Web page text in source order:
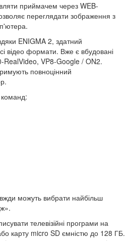
приймачем через WEB-
переглядати зображення з
ENIGMA 2, здатний
відео формати. Вже є вбудовані
RealVideo, VP8-Google / ON2.
повноцінний
команд:
можуть вибрати найбільш
телевізійні програми на
карту micro SD ємністю до 128 ГБ.